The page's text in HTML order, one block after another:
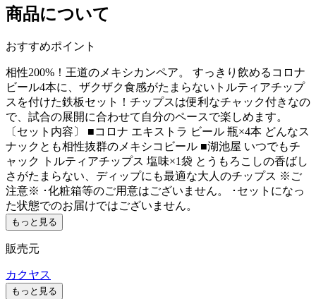
商品について
おすすめポイント
相性200%！王道のメキシカンペア。 すっきり飲めるコロナ
ビール4本に、ザクザク食感がたまらないトルティアチップ
スを付けた鉄板セット！チップスは便利なチャック付きなの
で、試合の展開に合わせて自分のペースで楽しめます。
〔セット内容〕 ■コロナ エキストラ ビール 瓶×4本 どんなス
ナックとも相性抜群のメキシコビール ■湖池屋 いつでもチ
ャック トルティアチップス 塩味×1袋 とうもろこしの香ばし
さがたまらない、ディップにも最適な大人のチップス ※ご
注意※ ･化粧箱等のご用意はございません。 ･セットになっ
た状態でのお届けではございません。
もっと見る
販売元
カクヤス
もっと見る